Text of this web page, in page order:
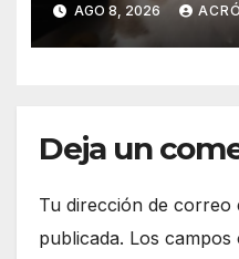
AGO 8, 2026
Deja un
Tu dirección de
publicada. Los campos